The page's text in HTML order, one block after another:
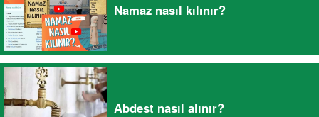
Namaz nasıl kılınır?
Abdest nasıl alınır?